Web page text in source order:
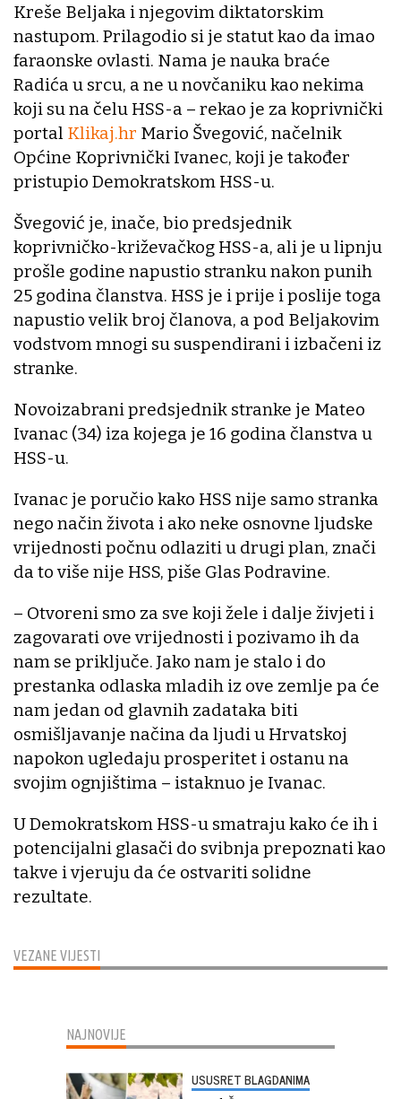
VEZANE VIJESTI
Kreše Beljaka i njegovim diktatorskim
nastupom. Prilagodio si je statut kao da imao
faraonske ovlasti. Nama je nauka braće
Radića u srcu, a ne u novčaniku kao nekima
koji su na čelu HSS-a – rekao je za koprivnički
portal Klikaj.hr Mario Švegović, načelnik
Općine Koprivnički Ivanec, koji je također
pristupio Demokratskom HSS-u.
Švegović je, inače, bio predsjednik
koprivničko-križevačkog HSS-a, ali je u lipnju
prošle godine napustio stranku nakon punih
25 godina članstva. HSS je i prije i poslije toga
napustio velik broj članova, a pod Beljakovim
vodstvom mnogi su suspendirani i izbačeni iz
stranke.
Novoizabrani predsjednik stranke je Mateo
Ivanac (34) iza kojega je 16 godina članstva u
HSS-u.
Ivanac je poručio kako HSS nije samo stranka
nego način života i ako neke osnovne ljudske
vrijednosti počnu odlaziti u drugi plan, znači
da to više nije HSS, piše Glas Podravine.
– Otvoreni smo za sve koji žele i dalje živjeti i
zagovarati ove vrijednosti i pozivamo ih da
nam se priključe. Jako nam je stalo i do
prestanka odlaska mladih iz ove zemlje pa će
nam jedan od glavnih zadataka biti
osmišljavanje načina da ljudi u Hrvatskoj
napokon ugledaju prosperitet i ostanu na
svojim ognjištima – istaknuo je Ivanac.
U Demokratskom HSS-u smatraju kako će ih i
potencijalni glasači do svibnja prepoznati kao
takve i vjeruju da će ostvariti solidne
rezultate.
NAJNOVIJE
USUSRET BLAGDANIMA